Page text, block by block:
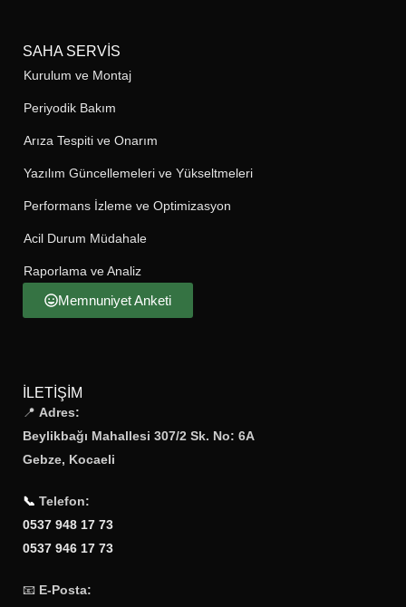
SAHA SERVIS
Kurulum ve Montaj
Periyodik Bakım
Arıza Tespiti ve Onarım
Yazılım Güncellemeleri ve Yükseltmeleri
Performans İzleme ve Optimizasyon
Acil Durum Müdahale
Raporlama ve Analiz
Memnuniyet Anketi
İLETIŞIM
📍 Adres:
Beylikbağı Mahallesi 307/2 Sk. No: 6A
Gebze, Kocaeli
📞 Telefon:
0537 948 17 73
0537 946 17 73
📧 E-Posta: